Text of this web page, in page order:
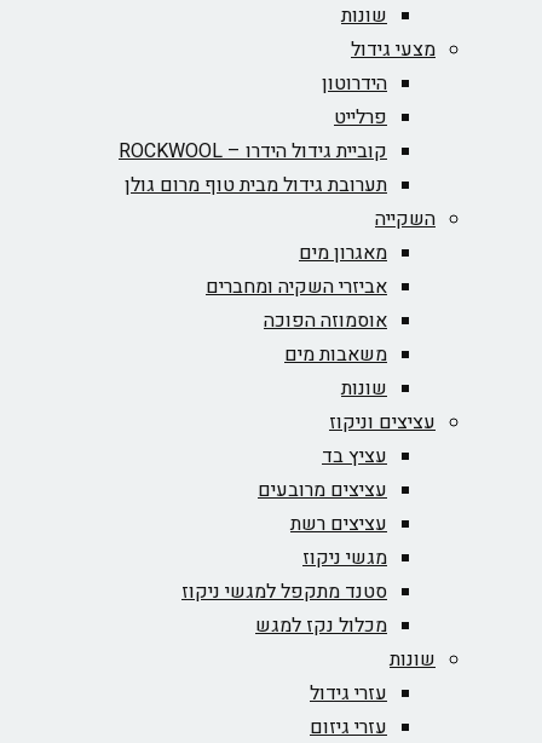
שונות
מצעי גידול
הידרוטון
פרלייט
קוביית גידול הידרו – ROCKWOOL‏
תערובת גידול מבית טוף מרום גולן
השקייה
מאגרון מים
אביזרי השקיה ומחברים
אוסמוזה הפוכה
משאבות מים
שונות
עציצים וניקוז
עציץ בד
עציצים מרובעים
עציצים רשת
מגשי ניקוז
סטנד מתקפל למגשי ניקוז
מכלול נקז למגש
שונות
עזרי גידול
עזרי גיזום